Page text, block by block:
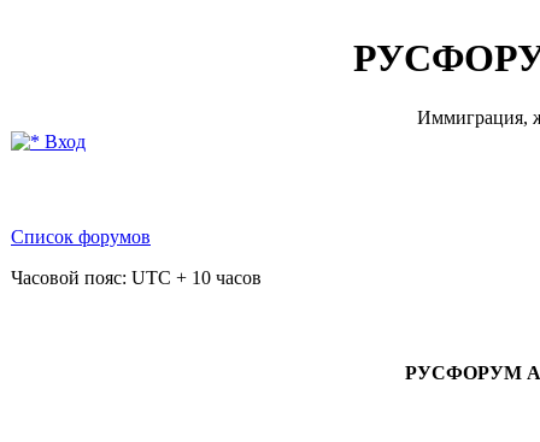
Иммиграция,
Вход
Список форумов
Часовой пояс: UTC + 10 часов
РУСФОРУМ